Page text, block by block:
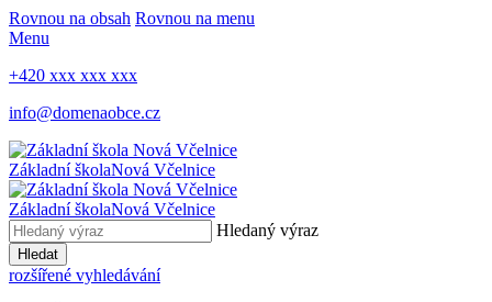
Rovnou na obsah Rovnou na menu
Menu
+420 xxx xxx xxx
info@domenaobce.cz
Základní školaNová Včelnice
Základní školaNová Včelnice
Hledaný výraz
Hledat
rozšířené vyhledávání